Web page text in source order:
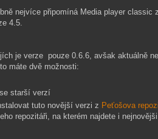
nejvíce připomíná Media player
4.5.
je verze pouze 0.6.6, avšak aktuálně
máte dvě možnosti:
starší verzí
tuto novější verzi z Peťošova
repozitáři, na kterém najdete i